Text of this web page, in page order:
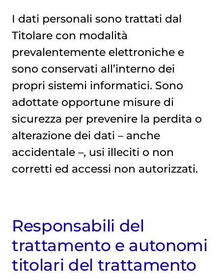
I dati personali sono trattati dal
Titolare con modalità
prevalentemente elettroniche e
sono conservati all’interno dei
propri sistemi informatici. Sono
adottate opportune misure di
sicurezza per prevenire la perdita o
alterazione dei dati – anche
accidentale –, usi illeciti o non
corretti ed accessi non autorizzati.
Responsabili del
trattamento e autonomi
titolari del trattamento